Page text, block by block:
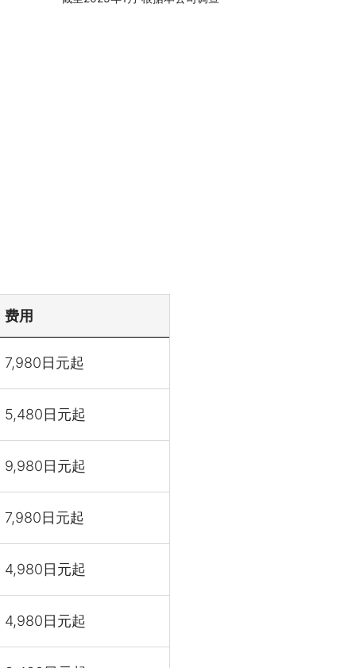
费用
7,980日元起
5,480日元起
9,980日元起
7,980日元起
4,980日元起
4,980日元起